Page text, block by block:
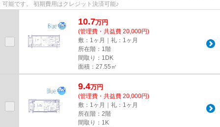
可能です。 初期費用はクレジット決済可能♪
10.7万円
(管理費・共益費 20,000円)
敷：1ヶ月｜礼：1ヶ月
所在階：1階
間取り：1DK
面積：27.55㎡
9.4万円
(管理費・共益費 20,000円)
敷：1ヶ月｜礼：1ヶ月
所在階：2階
間取り：1K